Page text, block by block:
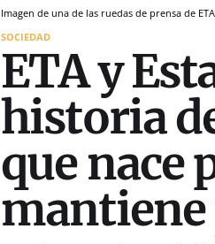
Imagen de una de las ruedas de prensa de
SOCIEDAD
ETA y
historia
que nace